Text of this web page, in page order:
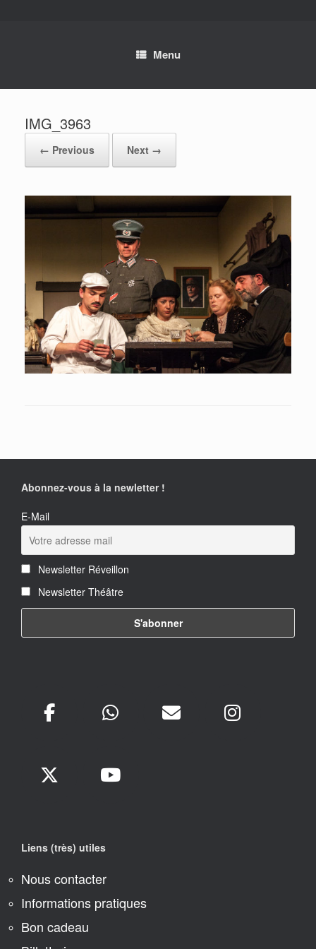
Menu
IMG_3963
← Previous Next →
Abonnez-vous à la newletter !
E-Mail
Newsletter Réveillon
Newsletter Théâtre
Liens (très) utiles
Nous contacter
Informations pratiques
Bon cadeau